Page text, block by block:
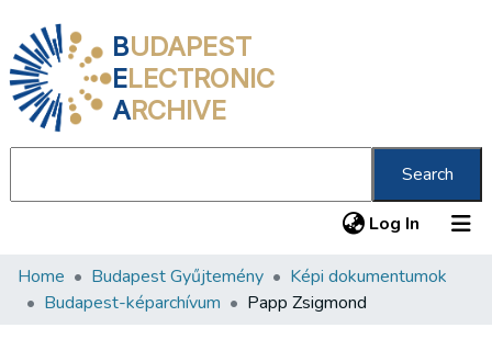
BUDAPEST
ELECTRONIC
ARCHIVE
Search
Log In (current)
Communities & Collections
Home Budapest Gyűjtemény
Képi dokumentumok
Budapest-képarchívum
Papp Zsigmond